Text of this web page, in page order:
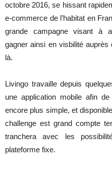
octobre 2016, se hissant
e-commerce de l’habitat en
grande campagne visant à
gagner ainsi en visbilité
là.
Livingo travaille depuis
une application mobile afin
encore plus simple, et
challenge est grand compte
tranchera avec les
plateforme fixe.